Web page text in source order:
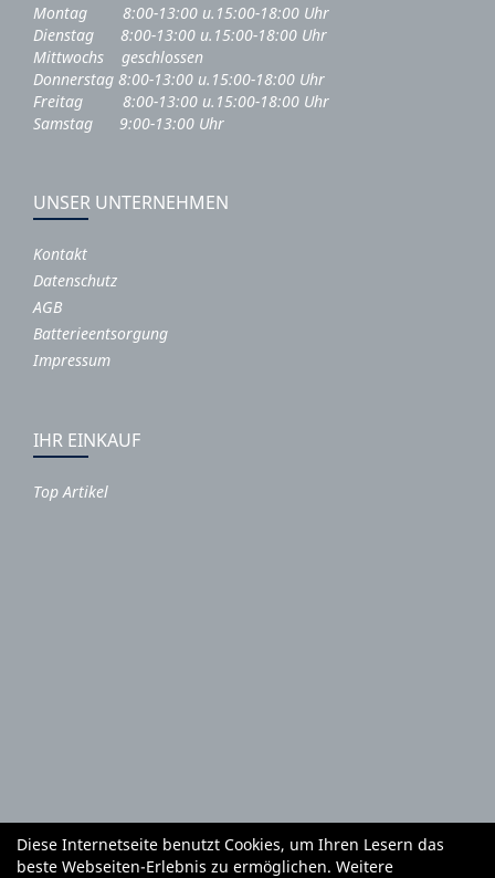
Montag 8:00-13:00 u.15:00-18:00 Uhr
Dienstag 8:00-13:00 u.15:00-18:00 Uhr
Mittwochs geschlossen
Donnerstag 8:00-13:00 u.15:00-18:00 Uhr
Freitag 8:00-13:00 u.15:00-18:00 Uhr
Samstag 9:00-13:00 Uhr
UNSER UNTERNEHMEN
Kontakt
Datenschutz
AGB
Batterieentsorgung
Impressum
IHR EINKAUF
Top Artikel
Autoteile und Zubehör E-Roller
Fahrräder
Diese Internetseite benutzt Cookies, um Ihren Lesern das
beste Webseiten-Erlebnis zu ermöglichen. Weitere